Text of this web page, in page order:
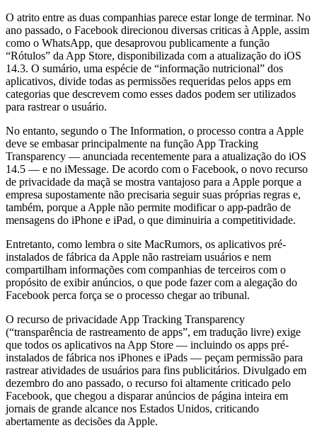
O atrito entre as duas companhias parece estar longe de terminar. No
ano passado, o Facebook direcionou diversas criticas à Apple, assim
como o WhatsApp, que desaprovou publicamente a função
“Rótulos” da App Store, disponibilizada com a atualização do iOS
14.3. O sumário, uma espécie de “informação nutricional” dos
aplicativos, divide todas as permissões requeridas pelos apps em
categorias que descrevem como esses dados podem ser utilizados
para rastrear o usuário.
No entanto, segundo o The Information, o processo contra a Apple
deve se embasar principalmente na função App Tracking
Transparency — anunciada recentemente para a atualização do iOS
14.5 — e no iMessage. De acordo com o Facebook, o novo recurso
de privacidade da maçã se mostra vantajoso para a Apple porque a
empresa supostamente não precisaria seguir suas próprias regras e,
também, porque a Apple não permite modificar o app-padrão de
mensagens do iPhone e iPad, o que diminuiria a competitividade.
Entretanto, como lembra o site MacRumors, os aplicativos pré-
instalados de fábrica da Apple não rastreiam usuários e nem
compartilham informações com companhias de terceiros com o
propósito de exibir anúncios, o que pode fazer com a alegação do
Facebook perca força se o processo chegar ao tribunal.
O recurso de privacidade App Tracking Transparency
(“transparência de rastreamento de apps”, em tradução livre) exige
que todos os aplicativos na App Store — incluindo os apps pré-
instalados de fábrica nos iPhones e iPads — peçam permissão para
rastrear atividades de usuários para fins publicitários. Divulgado em
dezembro do ano passado, o recurso foi altamente criticado pelo
Facebook, que chegou a disparar anúncios de página inteira em
jornais de grande alcance nos Estados Unidos, criticando
abertamente as decisões da Apple.